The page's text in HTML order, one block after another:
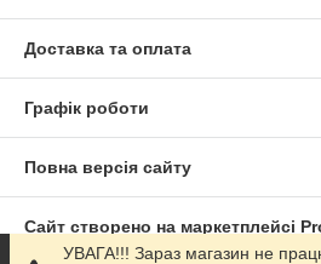
Доставка та оплата
Графік роботи
Повна версія сайту
Сайт створено на маркетплейсі
УВАГА!!! Зараз магазин не